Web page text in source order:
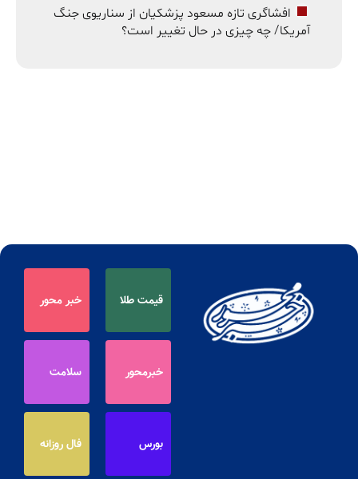
افشاگری تازه مسعود پزشکیان از سناریوی جنگ
آمریکا/ چه چیزی در حال تغییر است؟
قیمت طلا خبر محور
خبرمحور سلامت
بورس فال روزانه